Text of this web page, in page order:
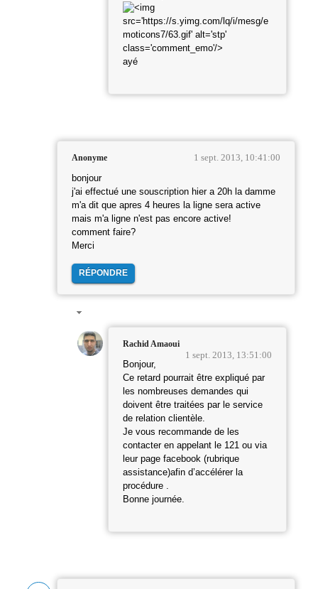
ayé
Anonyme 1 sept. 2013, 10:41:00
bonjour
j'ai effectué une souscription hier a 20h la damme
m'a dit que apres 4 heures la ligne sera active
mais m'a ligne n'est pas encore active!
comment faire?
Merci
RÉPONDRE
Rachid Amaoui
1 sept. 2013, 13:51:00
Bonjour,
Ce retard pourrait être expliqué par
les nombreuses demandes qui
doivent être traitées par le service
de relation clientèle.
Je vous recommande de les
contacter en appelant le 121 ou via
leur page facebook (rubrique
assistance)afin d’accélérer la
procédure .
Bonne journée.